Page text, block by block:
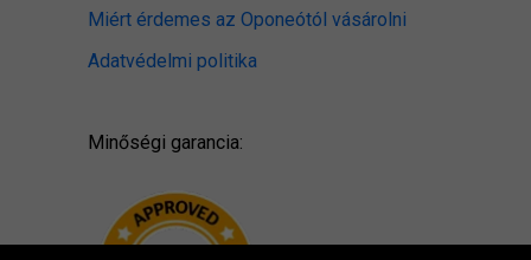
Miért érdemes az Oponeótól vásárolni
Adatvédelmi politika
Minőségi garancia: